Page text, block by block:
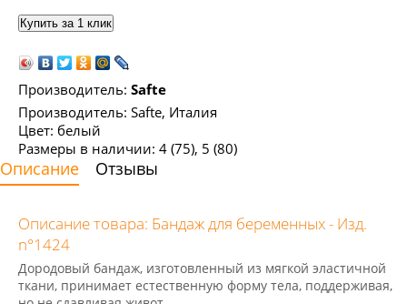
Производитель: Safte
Производитель: Safte, Италия
Цвет: белый
Размеры в наличии: 4 (75), 5 (80)
Описание Отзывы
Описание товара: Бандаж для беременных - Изд.
n°1424
Дородовый бандаж, изготовленный из мягкой эластичной
ткани, принимает естественную форму тела, поддерживая,